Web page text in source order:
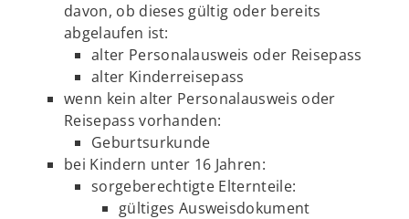
davon, ob dieses gültig oder bereits
abgelaufen ist:
alter Personalausweis oder Reisepass
alter Kinderreisepass
wenn kein alter Personalausweis oder
Reisepass vorhanden:
Geburtsurkunde
bei Kindern unter 16 Jahren:
sorgeberechtigte Elternteile:
gültiges Ausweisdokument